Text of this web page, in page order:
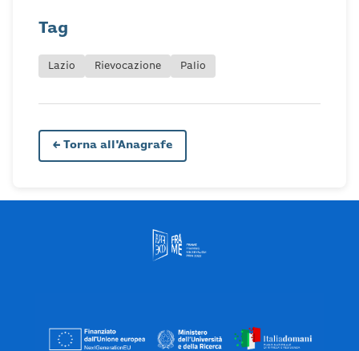
Tag
Lazio Rievocazione Palio
← Torna all'Anagrafe